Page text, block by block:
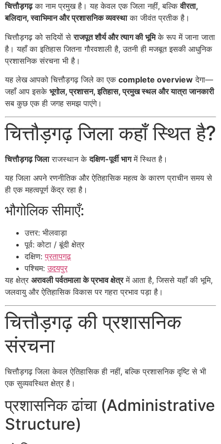
चित्तौड़गढ़का नाम प्रमुख है। यह केवल एक जिला नहीं, बल्किवीरता,
बलिदान, स्वाभिमान और प्रशासनिक व्यवस्थाका जीवंत प्रतीक है।
चित्तौड़गढ़ को सदियों सेराजपूत शौर्य और त्याग की भूमिके रूप में जाना जाता
है। यहाँ का इतिहास जितना गौरवशाली है, उतनी ही मजबूत इसकी आधुनिक
प्रशासनिक संरचना भी है।
यह लेख आपको चित्तौड़गढ़ जिले का एक complete overview देगा—
जहाँ आप इसके भूगोल, प्रशासन, इतिहास, प्रमुख स्थल और यात्रा जानकारी
सब कुछ एक ही जगह समझ पाएंगे।
चित्तौड़गढ़ जिला कहाँ स्थित है?
चित्तौड़गढ़ जिलाराजस्थान केदक्षिण-पूर्वी भागमें स्थित है।
यह जिला अपने रणनीतिक और ऐतिहासिक महत्व के कारण प्राचीन समय से
ही एक महत्वपूर्ण केंद्र रहा है।
भौगोलिक सीमाएँ:
उत्तर: भीलवाड़ा
पूर्व: कोटा / बूंदी क्षेत्र
दक्षिण:प्रतापगढ़
पश्चिम:उदयपुर
यह क्षेत्र अरावली पर्वतमाला के प्रभाव क्षेत्रमें आता है, जिससे यहाँ की भूमि,
जलवायु और ऐतिहासिक विकास पर गहरा प्रभाव पड़ा है।
चित्तौड़गढ़ की प्रशासनिक
संरचना
चित्तौड़गढ़ जिला केवल ऐतिहासिक ही नहीं, बल्कि प्रशासनिक दृष्टि से भी
एक सुव्यवस्थित क्षेत्र है।
प्रशासनिक ढांचा (Administrative
Structure)